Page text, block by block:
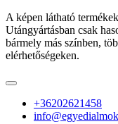
A képen látható
Utángyártásban csak
bármely más színben,
elérhetőségeken.
+36202621458